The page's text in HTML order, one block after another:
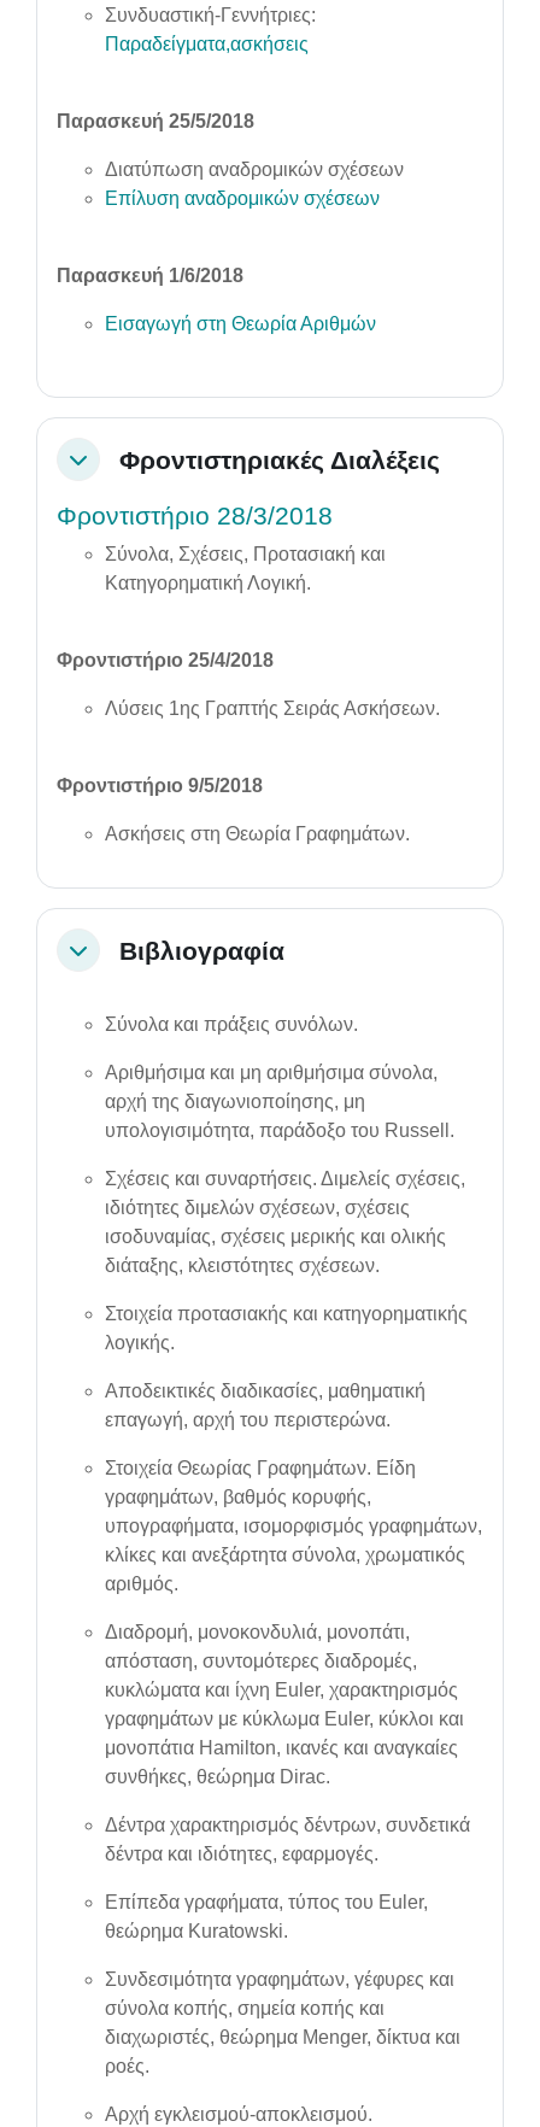
Συνδυαστική-Γεννήτριες:
Παραδείγματα,ασκήσεις
Παρασκευή 25/5/2018
Διατύπωση αναδρομικών σχέσεων
Επίλυση αναδρομικών σχέσεων
Παρασκευή 1/6/2018
Εισαγωγή στη Θεωρία Αριθμών
CollapseΦροντιστηριακές Διαλέξεις
Φροντιστήριο 28/3/2018
Σύνολα, Σχέσεις, Προτασιακή και
Κατηγορηματική Λογική.
Φροντιστήριο 25/4/2018
Λύσεις 1ης Γραπτής Σειράς Ασκήσεων.
Φροντιστήριο 9/5/2018
Ασκήσεις στη Θεωρία Γραφημάτων.
CollapseΒιβλιογραφία
Σύνολα και πράξεις συνόλων.
Αριθμήσιμα και μη αριθμήσιμα σύνολα,
αρχή της διαγωνιοποίησης, μη
υπολογισιμότητα, παράδοξο του Russell.
Σχέσεις και συναρτήσεις. Διμελείς σχέσεις,
ιδιότητες διμελών σχέσεων, σχέσεις
ισοδυναμίας, σχέσεις μερικής και ολικής
διάταξης, κλειστότητες σχέσεων.
Στοιχεία προτασιακής και κατηγορηματικής
λογικής.
Αποδεικτικές διαδικασίες, μαθηματική
επαγωγή, αρχή του περιστερώνα.
Στοιχεία Θεωρίας Γραφημάτων. Είδη
γραφημάτων, βαθμός κορυφής,
υπογραφήματα, ισομορφισμός γραφημάτων,
κλίκες και ανεξάρτητα σύνολα, χρωματικός
αριθμός.
Διαδρομή, μονοκονδυλιά, μονοπάτι,
απόσταση, συντομότερες διαδρομές,
κυκλώματα και ίχνη Euler, χαρακτηρισμός
γραφημάτων με κύκλωμα Euler, κύκλοι και
μονοπάτια Hamilton, ικανές και αναγκαίες
συνθήκες, θεώρημα Dirac.
Δέντρα χαρακτηρισμός δέντρων, συνδετικά
δέντρα και ιδιότητες, εφαρμογές.
Επίπεδα γραφήματα, τύπος του Euler,
θεώρημα Kuratowski.
Συνδεσιμότητα γραφημάτων, γέφυρες και
σύνολα κοπής, σημεία κοπής και
διαχωριστές, θεώρημα Menger, δίκτυα και
ροές.
Αρχή εγκλεισμού-αποκλεισμού.